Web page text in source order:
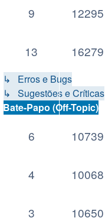
9 12295
13 16279
6 10739
4 10068
3 10650
↳ Erros e Bugs
↳ Sugestões e Críticas
Bate-Papo (Off-Topic)